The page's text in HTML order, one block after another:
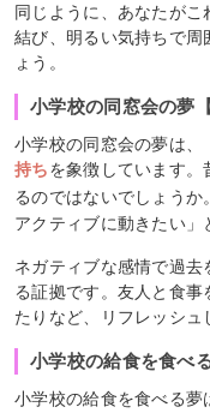
同じように、あなたが
結び、明るい気持ちで周
ょう。
小学校の同窓会の夢
小学校の同窓会の夢は、
持ちを象徴しています
るのではないでしょう
アクティブに動きたい」
ネガティブな感情で過
る証拠です。友人と食
たりなど、リフレッシュ
小学校の給食を食べ
小学校の給食を食べる夢